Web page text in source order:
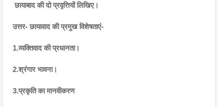
छायाबाद की दो प्रवृत्तियों लिखिए।
उत्तर- छायावाद की प्रमुख विशेषताएं-
1.व्यक्तिवाद की प्रधानता।
2.श्रंगार भावना।
3.प्रकृति का मानवीकरण